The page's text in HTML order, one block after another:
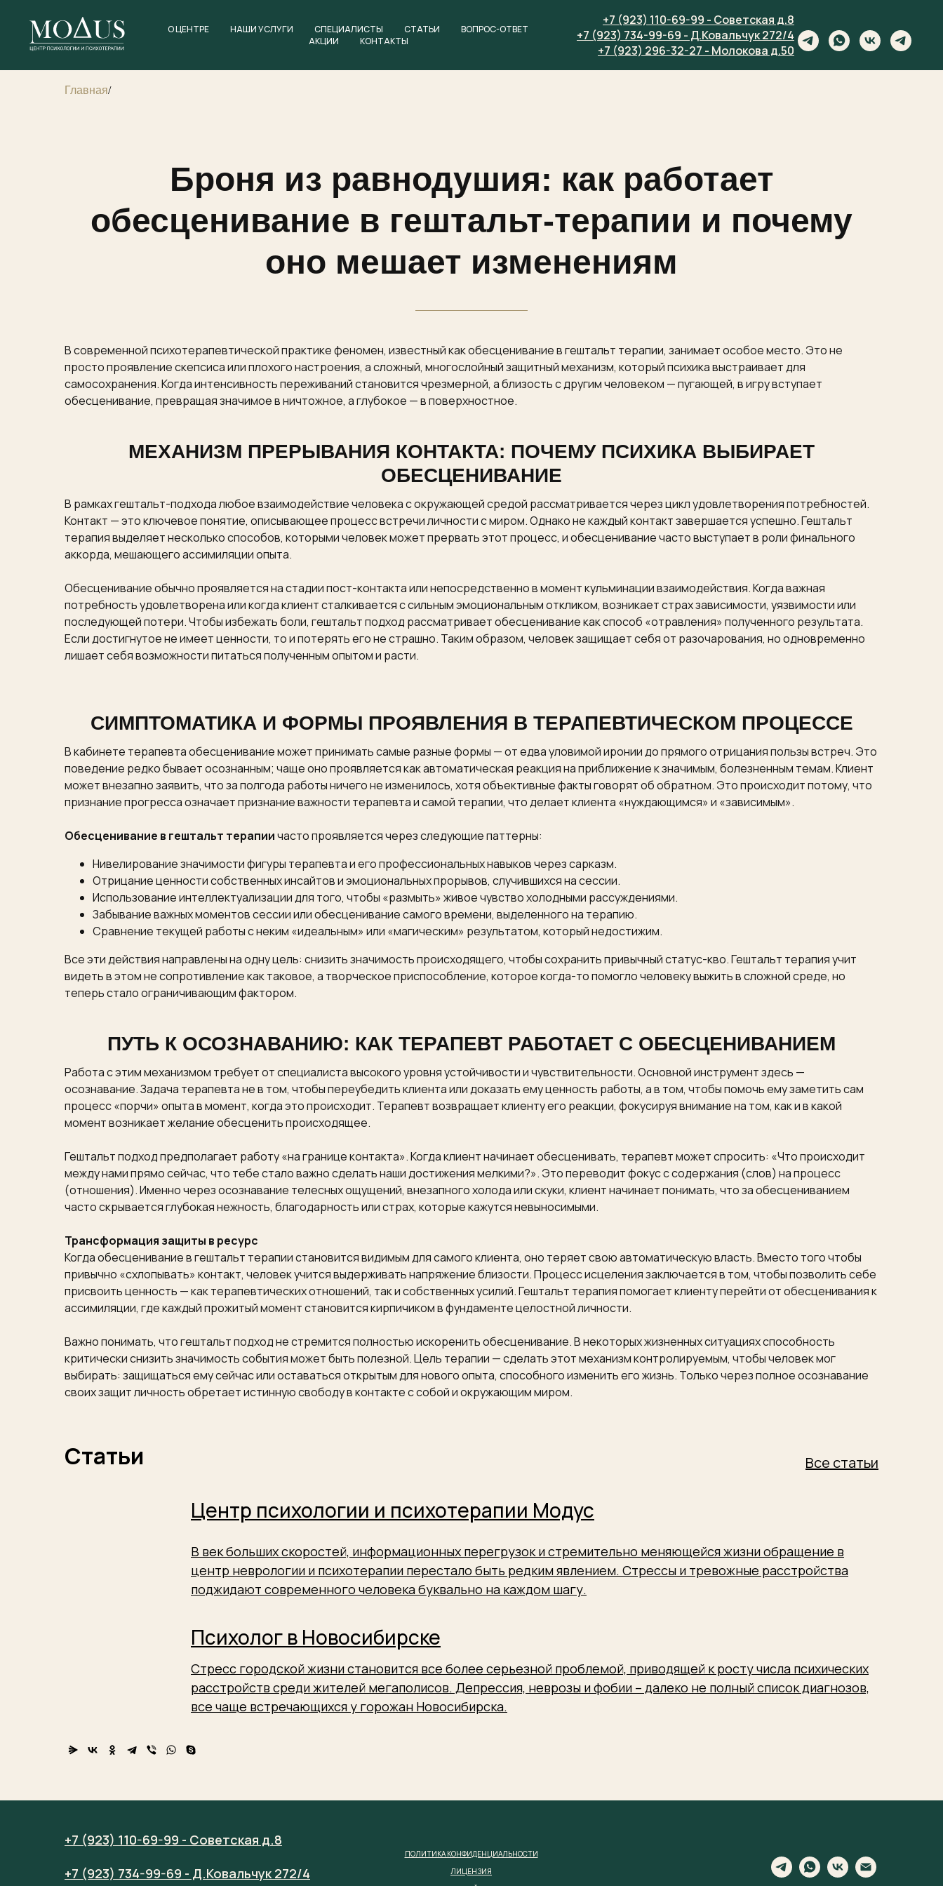
О ЦЕНТРЕ НАШИ УСЛУГИ СПЕЦИАЛИСТЫ СТАТЬИ
ВОПРОС-ОТВЕТ
АКЦИИ
КОНТАКТЫ
+7 (923) 110-69-99 - Советская д.8
+7 (923) 734-99-69 - Д.Ковальчук 272/4
+7 (923) 296-32-27 - Молокова д.50
Главная/
Броня из равнодушия: как работает
обесценивание в гештальт-терапии и почему
оно мешает изменениям
В современной психотерапевтической практике феномен, известный как обесценивание в гештальт терапии, занимает особое место. Это не
просто проявление скепсиса или плохого настроения, а сложный, многослойный защитный механизм, который психика выстраивает для
самосохранения. Когда интенсивность переживаний становится чрезмерной, а близость с другим человеком — пугающей, в игру вступает
обесценивание, превращая значимое в ничтожное, а глубокое — в поверхностное.
МЕХАНИЗМ ПРЕРЫВАНИЯ КОНТАКТА: ПОЧЕМУ ПСИХИКА ВЫБИРАЕТ
ОБЕСЦЕНИВАНИЕ
В рамках гештальт-подхода любое взаимодействие человека с окружающей средой рассматривается через цикл удовлетворения потребностей.
Контакт — это ключевое понятие, описывающее процесс встречи личности с миром. Однако не каждый контакт завершается успешно. Гештальт
терапия выделяет несколько способов, которыми человек может прервать этот процесс, и обесценивание часто выступает в роли финального
аккорда, мешающего ассимиляции опыта.
Обесценивание обычно проявляется на стадии пост-контакта или непосредственно в момент кульминации взаимодействия. Когда важная
потребность удовлетворена или когда клиент сталкивается с сильным эмоциональным откликом, возникает страх зависимости, уязвимости или
последующей потери. Чтобы избежать боли, гештальт подход рассматривает обесценивание как способ «отравления» полученного результата.
Если достигнутое не имеет ценности, то и потерять его не страшно. Таким образом, человек защищает себя от разочарования, но одновременно
лишает себя возможности питаться полученным опытом и расти.
СИМПТОМАТИКА И ФОРМЫ ПРОЯВЛЕНИЯ В ТЕРАПЕВТИЧЕСКОМ ПРОЦЕССЕ
В кабинете терапевта обесценивание может принимать самые разные формы — от едва уловимой иронии до прямого отрицания пользы встреч. Это
поведение редко бывает осознанным; чаще оно проявляется как автоматическая реакция на приближение к значимым, болезненным темам. Клиент
может внезапно заявить, что за полгода работы ничего не изменилось, хотя объективные факты говорят об обратном. Это происходит потому, что
признание прогресса означает признание важности терапевта и самой терапии, что делает клиента «нуждающимся» и «зависимым».
Обесценивание в гештальт терапиичасто проявляется через следующие паттерны:
Нивелирование значимости фигуры терапевта и его профессиональных навыков через сарказм.
Отрицание ценности собственных инсайтов и эмоциональных прорывов, случившихся на сессии.
Использование интеллектуализации для того, чтобы «размыть» живое чувство холодными рассуждениями.
Забывание важных моментов сессии или обесценивание самого времени, выделенного на терапию.
Сравнение текущей работы с неким «идеальным» или «магическим» результатом, который недостижим.
Все эти действия направлены на одну цель: снизить значимость происходящего, чтобы сохранить привычный статус-кво. Гештальт терапия учит
видеть в этом не сопротивление как таковое, а творческое приспособление, которое когда-то помогло человеку выжить в сложной среде, но
теперь стало ограничивающим фактором.
ПУТЬ К ОСОЗНАВАНИЮ: КАК ТЕРАПЕВТ РАБОТАЕТ С ОБЕСЦЕНИВАНИЕМ
Работа с этим механизмом требует от специалиста высокого уровня устойчивости и чувствительности. Основной инструмент здесь —
осознавание. Задача терапевта не в том, чтобы переубедить клиента или доказать ему ценность работы, а в том, чтобы помочь ему заметить сам
процесс «порчи» опыта в момент, когда это происходит. Терапевт возвращает клиенту его реакции, фокусируя внимание на том, как и в какой
момент возникает желание обесценить происходящее.
Гештальт подход предполагает работу «на границе контакта». Когда клиент начинает обесценивать, терапевт может спросить: «Что происходит
между нами прямо сейчас, что тебе стало важно сделать наши достижения мелкими?». Это переводит фокус с содержания (слов) на процесс
(отношения). Именно через осознавание телесных ощущений, внезапного холода или скуки, клиент начинает понимать, что за обесцениванием
часто скрывается глубокая нежность, благодарность или страх, которые кажутся невыносимыми.
Трансформация защиты в ресурс
Когда обесценивание в гештальт терапии становится видимым для самого клиента, оно теряет свою автоматическую власть. Вместо того чтобы
привычно «схлопывать» контакт, человек учится выдерживать напряжение близости. Процесс исцеления заключается в том, чтобы позволить себе
присвоить ценность — как терапевтических отношений, так и собственных усилий. Гештальт терапия помогает клиенту перейти от обесценивания к
ассимиляции, где каждый прожитый момент становится кирпичиком в фундаменте целостной личности.
Важно понимать, что гештальт подход не стремится полностью искоренить обесценивание. В некоторых жизненных ситуациях способность
критически снизить значимость события может быть полезной. Цель терапии — сделать этот механизм контролируемым, чтобы человек мог
выбирать: защищаться ему сейчас или оставаться открытым для нового опыта, способного изменить его жизнь. Только через полное осознавание
своих защит личность обретает истинную свободу в контакте с собой и окружающим миром.
В век больших скоростей, информационных перегрузок и стремительно меняющейся жизни обращение в
центр неврологии и психотерапии перестало быть редким явлением. Стрессы и тревожные расстройства
поджидают современного человека буквально на каждом шагу.
Центр психологии и психотерапии Модус
Стресс городской жизни становится все более серьезной проблемой, приводящей к росту числа психических
расстройств среди жителей мегаполисов. Депрессия, неврозы и фобии – далеко не полный список диагнозов,
все чаще встречающихся у горожан Новосибирска.
Психолог в Новосибирске
Статьи Все статьи
+7 (923) 110-69-99 - Советская д.8
+7 (923) 734-99-69 - Д.Ковальчук 272/4
ПОЛИТИКА КОНФИДЕНЦИАЛЬНОСТИ
ЛИЦЕНЗИЯ